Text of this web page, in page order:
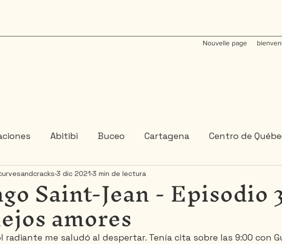
Nouvelle page
Abitibi Buceo Cartagena Centro de
Colombia Estados-Unidenses
Mauricie México Ontario
Saint-Jean - Episodio
amores
3 dic 2021 3 min de lectura
radiante me saludó al despertar. Tenía cita sobre las 9:00 con